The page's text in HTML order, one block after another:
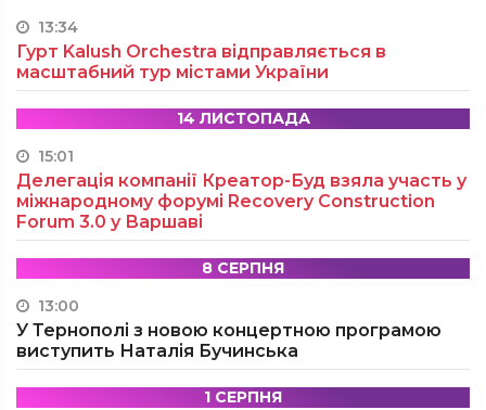
13:34
Гурт Kalush Orchestra відправляється в
масштабний тур містами України
14 ЛИСТОПАДА
15:01
Делегація компанії Креатор-Буд взяла участь у
міжнародному форумі Recovery Construction
Forum 3.0 у Варшаві
8 СЕРПНЯ
13:00
У Тернополі з новою концертною програмою
виступить Наталія Бучинська
1 СЕРПНЯ